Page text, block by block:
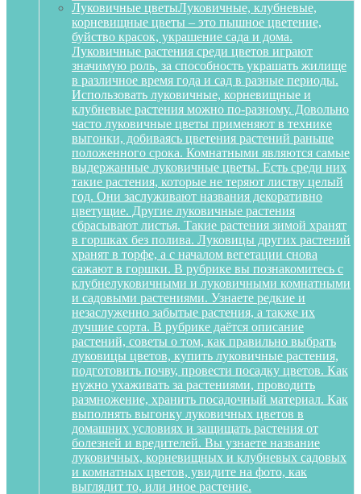
Луковичные цветыЛуковичные, клубневые,
корневищные цветы – это пышное цветение,
буйство красок, украшение сада и дома.
Луковичные растения среди цветов играют
значимую роль, за способность украшать жилище
в различное время года и сад в разные периоды.
Использовать луковичные, корневищные и
клубневые растения можно по-разному. Довольно
часто луковичные цветы применяют в технике
выгонки, добиваясь цветения растений раньше
положенного срока. Комнатными являются самые
выдержанные луковичные цветы. Есть среди них
такие растения, которые не теряют листву целый
год. Они заслуживают названия декоративно
цветущие. Другие луковичные растения
сбрасывают листья. Такие растения зимой хранят
в горшках без полива. Луковицы других растений
хранят в торфе, а с началом вегетации снова
сажают в горшки. В рубрике вы познакомитесь с
клубнелуковичными и луковичными комнатными
и садовыми растениями. Узнаете редкие и
незаслуженно забытые растения, а также их
лучшие сорта. В рубрике даётся описание
растений, советы о том, как правильно выбрать
луковицы цветов, купить луковичные растения,
подготовить почву, провести посадку цветов. Как
нужно ухаживать за растениями, проводить
размножение, хранить посадочный материал. Как
выполнять выгонку луковичных цветов в
домашних условиях и защищать растения от
болезней и вредителей. Вы узнаете название
луковичных, корневищных и клубневых садовых
и комнатных цветов, увидите на фото, как
выглядит то, или иное растение.